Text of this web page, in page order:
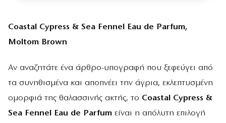
Coastal Cypress & Sea Fennel Eau de Parfum,
Moltom Brown
Αν αναζητάτε ένα άρθρο-υπογραφή που ξεφεύγει από
τα συνηθισμένα και αποπνέει την άγρια, εκλεπτυσμένη
ομορφιά της θαλασσινής ακτής, το Coastal Cypress &
Sea Fennel Eau de Parfum είναι η απόλυτη επιλογή